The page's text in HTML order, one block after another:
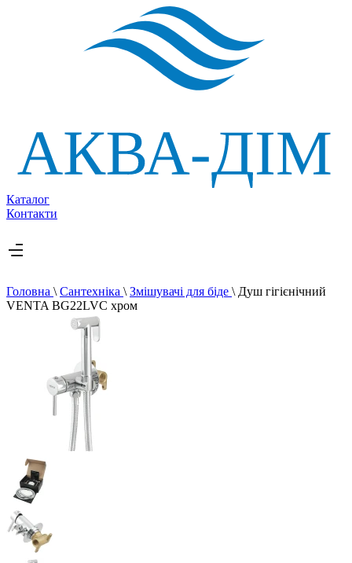
Каталог
Контакти
Головна \ Сантехніка \ Змішувачі для біде \ Душ гігієнічний
VENTA BG22LVC хром